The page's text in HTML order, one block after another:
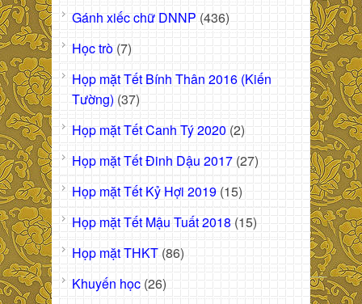
Gánh xiếc chữ DNNP (436)
Học trò (7)
Họp mặt Tết Bính Thân 2016 (Kiến
Tường) (37)
Họp mặt Tết Canh Tý 2020 (2)
Họp mặt Tết Đinh Dậu 2017 (27)
Họp mặt Tết Kỷ Hợi 2019 (15)
Họp mặt Tết Mậu Tuất 2018 (15)
Họp mặt THKT (86)
Khuyến học (26)